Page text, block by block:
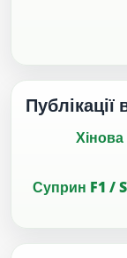
Публікації
Хінова
Суприн F1 /